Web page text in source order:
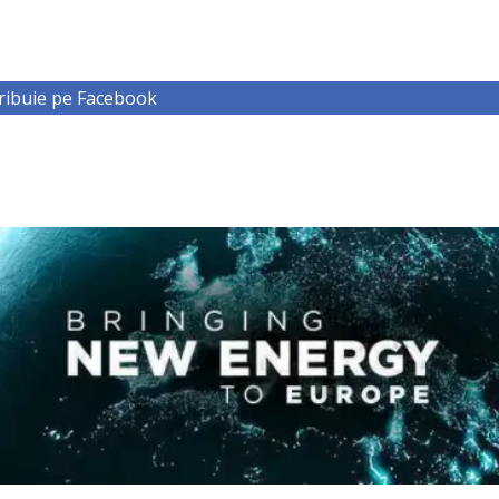
pe Facebook